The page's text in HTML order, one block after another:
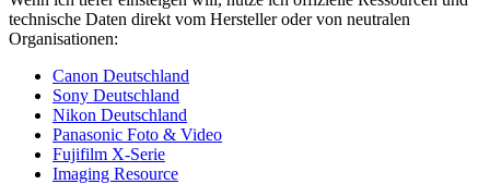
technische Daten direkt vom Hersteller oder von neutralen
Organisationen:
Canon Deutschland
Sony Deutschland
Nikon Deutschland
Panasonic Foto & Video
Fujifilm X-Serie
Imaging Resource